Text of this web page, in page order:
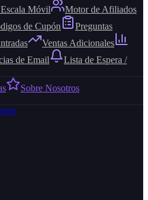
Móvil
Motor de Afiliados
de Cupón
Preguntas
Ventas Adicionales
de Email
Lista de Espera /
Sobre Nosotros